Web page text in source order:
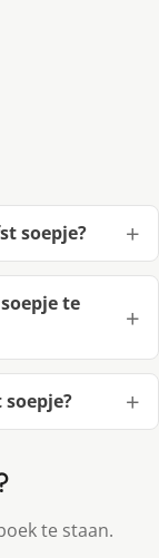
soepje?
te
te staan.